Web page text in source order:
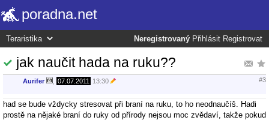
poradna.net
Neregistrovaný Přihlásit Registrovat
jak naučit hada na ruku??
Aurifer 07.07.2011 13:30 #3
had se bude vždycky stresovat při braní na ruku, to ho neodnaučíš. Hadi
prostě na nějaké braní do ruky od přírody nejsou moc zvědaví, takže pokud